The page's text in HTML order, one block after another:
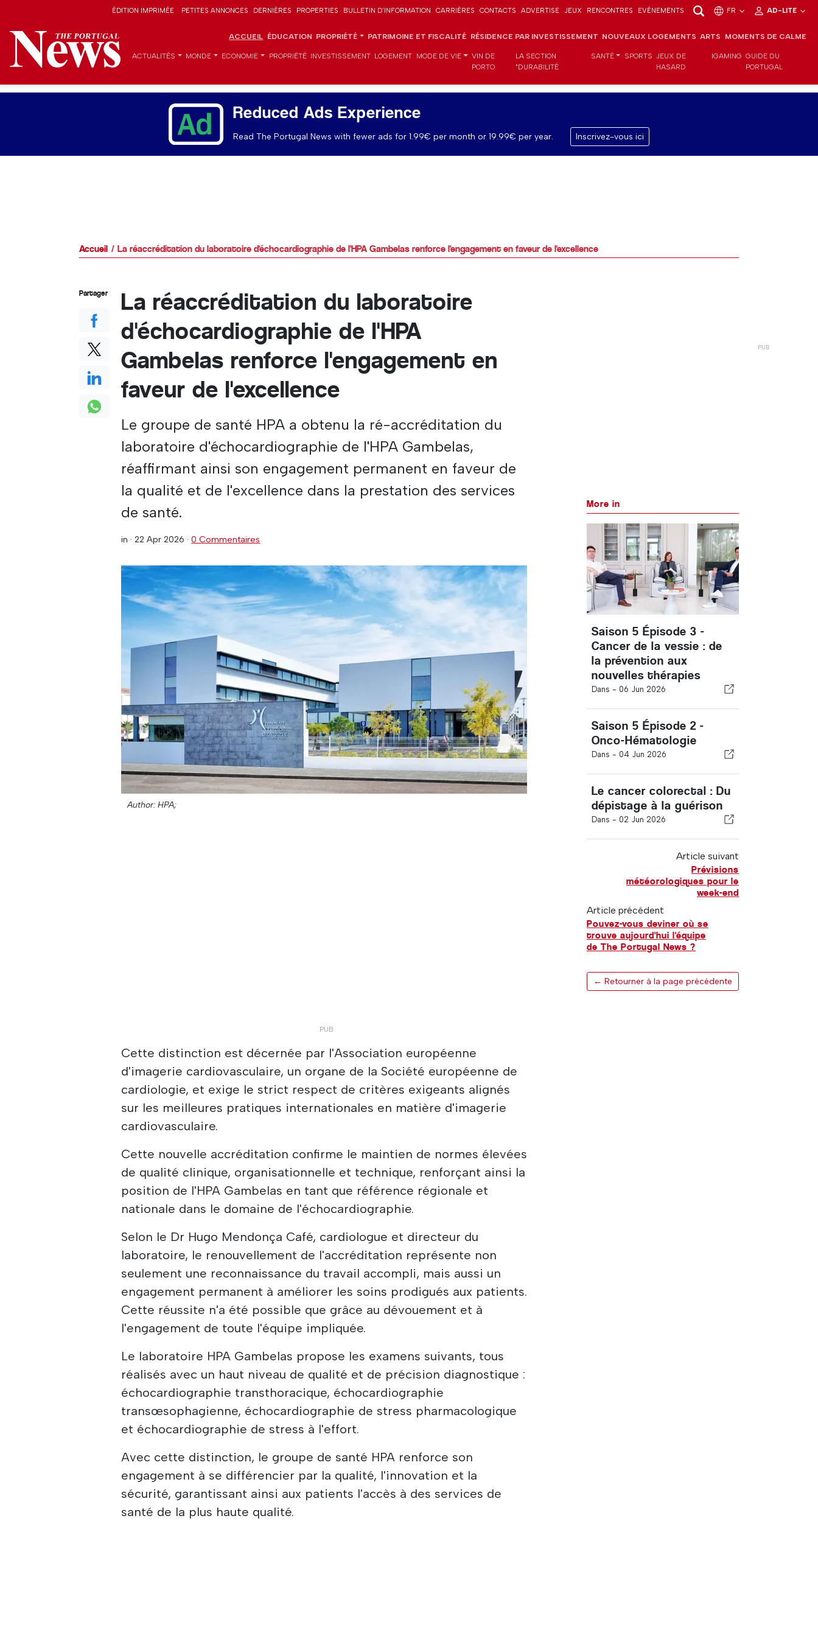
ÉDITION IMPRIMÉE PETITES ANNONCES DERNIÈRES PROPERTIES BULLETIN D'INFORMATION CARRIÈRES CONTACTS ADVERTISE JEUX RENCONTRES EVÉNEMENTS FR AD-LITE
ACCUEIL ÉDUCATION PROPRIÉTÉ PATRIMOINE ET FISCALITÉ RÉSIDENCE PAR INVESTISSEMENT NOUVEAUX LOGEMENTS ARTS MOMENTS DE CALME
ACTUALITÉS MONDE ECONOMIE PROPRIÉTÉ INVESTISSEMENT LOGEMENT MODE DE VIE
VIN DE
PORTO
LA SECTION
"DURABILITÉ
SANTÉ SPORTS JEUX DE
HASARD
IGAMING GUIDE DU
PORTUGAL
Reduced Ads Experience
Read The Portugal News with fewer ads for 1.99€ per month or 19.99€ per year. Inscrivez-vous ici
Accueil La réaccréditation du laboratoire d'échocardiographie de l'HPA Gambelas renforce l'engagement en faveur de l'excellence
La réaccréditation du laboratoire
d'échocardiographie de l'HPA
Gambelas renforce l'engagement en
faveur de l'excellence
Le groupe de santé HPA a obtenu la ré-accréditation du
laboratoire d'échocardiographie de l'HPA Gambelas,
réaffirmant ainsi son engagement permanent en faveur de
la qualité et de l'excellence dans la prestation des services
de santé.
in ·22 Apr 2026 ·0 Commentaires
Author: HPA;
Cette distinction est décernée par l'Association européenne
d'imagerie cardiovasculaire, un organe de la Société européenne de
cardiologie, et exige le strict respect de critères exigeants alignés
sur les meilleures pratiques internationales en matière d'imagerie
cardiovasculaire.
Cette nouvelle accréditation confirme le maintien de normes élevées
de qualité clinique, organisationnelle et technique, renforçant ainsi la
position de l'HPA Gambelas en tant que référence régionale et
nationale dans le domaine de l'échocardiographie.
Selon le Dr Hugo Mendonça Café, cardiologue et directeur du
laboratoire, le renouvellement de l'accréditation représente non
seulement une reconnaissance du travail accompli, mais aussi un
engagement permanent à améliorer les soins prodigués aux patients.
Cette réussite n'a été possible que grâce au dévouement et à
l'engagement de toute l'équipe impliquée.
Le laboratoire HPA Gambelas propose les examens suivants, tous
réalisés avec un haut niveau de qualité et de précision diagnostique :
échocardiographie transthoracique, échocardiographie
transœsophagienne, échocardiographie de stress pharmacologique
et échocardiographie de stress à l'effort.
Avec cette distinction, le groupe de santé HPA renforce son
engagement à se différencier par la qualité, l'innovation et la
sécurité, garantissant ainsi aux patients l'accès à des services de
santé de la plus haute qualité.
Partager
More in
Saison 5 Épisode 3 -
Cancer de la vessie : de
la prévention aux
nouvelles thérapies
Dans - 06 Jun 2026
Saison 5 Épisode 2 -
Onco-Hématologie
Dans - 04 Jun 2026
Le cancer colorectal : Du
dépistage à la guérison
Dans - 02 Jun 2026
Article suivant
Prévisions
météorologiques pour le
week-end
Article précédent
Pouvez-vous deviner où se
trouve aujourd'hui l'équipe
de The Portugal News ?
← Retourner à la page précédente